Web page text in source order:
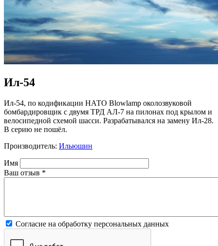
Ил-54
Ил-54, по кодификации НАТО Blowlamp околозвуковой
бомбардировщик с двумя ТРД АЛ-7 на пилонах под крылом и
велосипедной схемой шасси. Разрабатывался на замену Ил-28.
В серию не пошёл.
Производитель: Ильюшин
Имя
Ваш отзыв *
Согласие на обработку персональных данных